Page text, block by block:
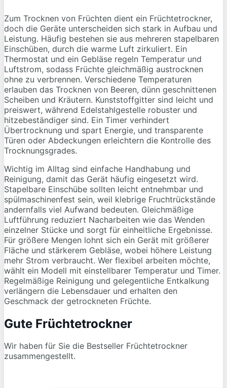
Zum Trocknen von Früchten dient ein Früchtetrockner,
doch die Geräte unterscheiden sich stark in Aufbau und
Leistung. Häufig bestehen sie aus mehreren stapelbaren
Einschüben, durch die warme Luft zirkuliert. Ein
Thermostat und ein Gebläse regeln Temperatur und
Luftstrom, sodass Früchte gleichmäßig austrocknen
ohne zu verbrennen. Verschiedene Temperaturen
erlauben das Trocknen von Beeren, dünn geschnittenen
Scheiben und Kräutern. Kunststoffgitter sind leicht und
preiswert, während Edelstahlgestelle robuster und
hitzebeständiger sind. Ein Timer verhindert
Übertrocknung und spart Energie, und transparente
Türen oder Abdeckungen erleichtern die Kontrolle des
Trocknungsgrades.
Wichtig im Alltag sind einfache Handhabung und
Reinigung, damit das Gerät häufig eingesetzt wird.
Stapelbare Einschübe sollten leicht entnehmbar und
spülmaschinenfest sein, weil klebrige Fruchtrückstände
andernfalls viel Aufwand bedeuten. Gleichmäßige
Luftführung reduziert Nacharbeiten wie das Wenden
einzelner Stücke und sorgt für einheitliche Ergebnisse.
Für größere Mengen lohnt sich ein Gerät mit größerer
Fläche und stärkerem Gebläse, wobei höhere Leistung
mehr Strom verbraucht. Wer flexibel arbeiten möchte,
wählt ein Modell mit einstellbarer Temperatur und Timer.
Regelmäßige Reinigung und gelegentliche Entkalkung
verlängern die Lebensdauer und erhalten den
Geschmack der getrockneten Früchte.
Gute Früchtetrockner
Wir haben für Sie die Bestseller Früchtetrockner
zusammengestellt.